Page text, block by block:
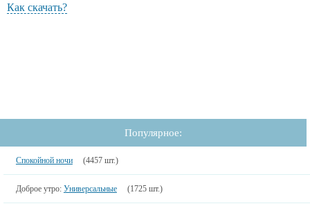
Как скачать?
Популярное:
Спокойной ночи (4457 шт.)
Доброе утро: Универсальные (1725 шт.)